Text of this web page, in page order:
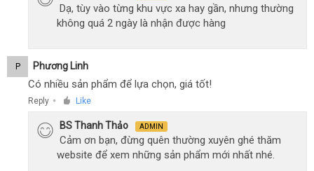
Dạ, tùy vào từng khu vực xa hay gần, nhưng thường
không quá 2 ngày là nhận được hàng
P Phương Linh
Có nhiều sản phẩm để lựa chọn, giá tốt!
Reply ● Like
BS Thanh Thảo ADMIN
Cảm ơn bạn, đừng quên thường xuyên ghé thăm
website để xem những sản phẩm mới nhất nhé.